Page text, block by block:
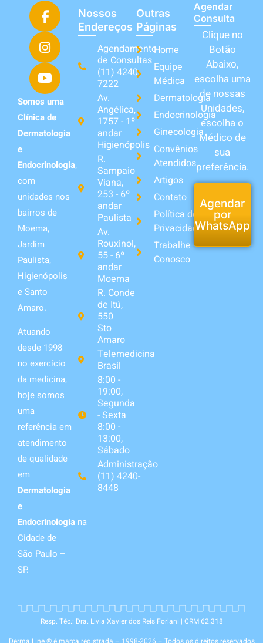
Somos uma
Clínica de
Dermatologia
e
Endocrinologia,
com
unidades nos
bairros de
Moema,
Jardim
Paulista,
Higienópolis
e Santo
Amaro.
Atuando
desde 1998
no exercício
da medicina,
hoje somos
uma
referência em
atendimento
de qualidade
em
Dermatologia
e
Endocrinologia na
Cidade de
São Paulo –
SP.
Nossos
Endereços
Agendamento
de Consultas
(11) 4240-
7222
Av.
Angélica,
1757 - 1º
andar
Higienópolis
R.
Sampaio
Viana,
253 - 6º
andar
Paulista
Av.
Rouxinol,
55 - 6º
andar
Moema
R. Conde
de Itú,
550
Sto
Amaro
Telemedicina
Brasil
8:00 -
19:00,
Segunda
- Sexta
8:00 -
13:00,
Sábado
Administração
(11) 4240-
8448
Outras
Páginas
Home
Equipe
Médica
Dermatologia
Endocrinologia
Ginecologia
Convênios
Atendidos
Artigos
Contato
Política de
Privacidade
Trabalhe
Conosco
Agendar
Consulta
Clique no
Botão
Abaixo,
escolha uma
de nossas
Unidades,
escolha o
Médico de
sua
preferência.
Agendar
por
WhatsApp
Resp. Téc.: Dra. Livia Xavier dos Reis Forlani | CRM 62.318